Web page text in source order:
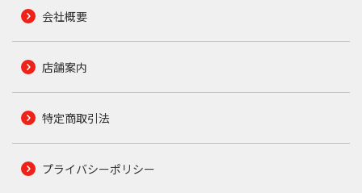
会社概要
店舗案内
特定商取引法
プライバシーポリシー